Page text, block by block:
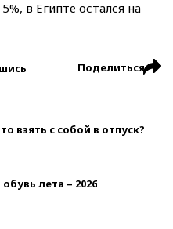
в Египте остался на
Поделиться
взять с собой в отпуск?
лета – 2026